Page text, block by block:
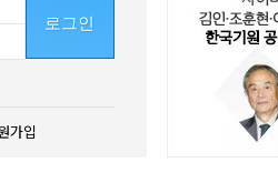
로그인
가입